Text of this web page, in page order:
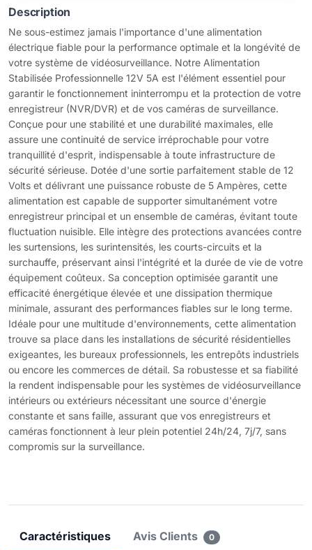
Description
Ne sous-estimez jamais l'importance d'une alimentation
électrique fiable pour la performance optimale et la longévité de
votre système de vidéosurveillance. Notre Alimentation
Stabilisée Professionnelle 12V 5A est l'élément essentiel pour
garantir le fonctionnement ininterrompu et la protection de votre
enregistreur (NVR/DVR) et de vos caméras de surveillance.
Conçue pour une stabilité et une durabilité maximales, elle
assure une continuité de service irréprochable pour votre
tranquillité d'esprit, indispensable à toute infrastructure de
sécurité sérieuse. Dotée d'une sortie parfaitement stable de 12
Volts et délivrant une puissance robuste de 5 Ampères, cette
alimentation est capable de supporter simultanément votre
enregistreur principal et un ensemble de caméras, évitant toute
fluctuation nuisible. Elle intègre des protections avancées contre
les surtensions, les surintensités, les courts-circuits et la
surchauffe, préservant ainsi l'intégrité et la durée de vie de votre
équipement coûteux. Sa conception optimisée garantit une
efficacité énergétique élevée et une dissipation thermique
minimale, assurant des performances fiables sur le long terme.
Idéale pour une multitude d'environnements, cette alimentation
trouve sa place dans les installations de sécurité résidentielles
exigeantes, les bureaux professionnels, les entrepôts industriels
ou encore les commerces de détail. Sa robustesse et sa fiabilité
la rendent indispensable pour les systèmes de vidéosurveillance
intérieurs ou extérieurs nécessitant une source d'énergie
constante et sans faille, assurant que vos enregistreurs et
caméras fonctionnent à leur plein potentiel 24h/24, 7j/7, sans
compromis sur la surveillance.
Caractéristiques Avis Clients 0